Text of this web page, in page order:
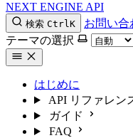
NEXT ENGINE API
検索 CtrlK
お問い合
テーマの選択
はじめに
API リファレン
ガイド
FAQ